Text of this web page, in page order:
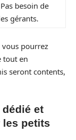
besoin de
gérants.
vous pourrez
tout en
seront contents,
et
les petits